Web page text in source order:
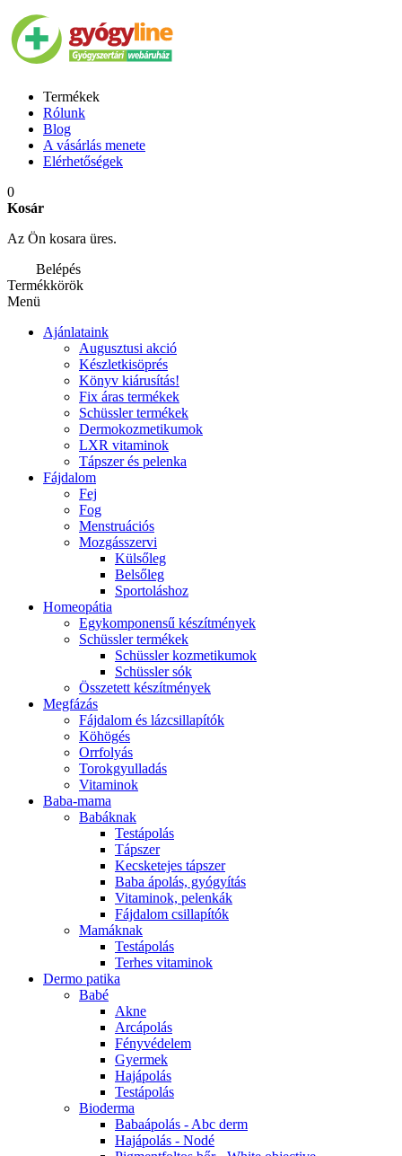
Termékek
Rólunk
Blog
A vásárlás menete
Elérhetőségek
0
Kosár
Az Ön kosara üres.
Belépés
Termékkörök
Menü
Ajánlataink
Augusztusi akció
Készletkisöprés
Könyv kiárusítás!
Fix áras termékek
Schüssler termékek
Dermokozmetikumok
LXR vitaminok
Tápszer és pelenka
Fájdalom
Fej
Fog
Menstruációs
Mozgásszervi
Külsőleg
Belsőleg
Sportoláshoz
Homeopátia
Egykomponensű készítmények
Schüssler termékek
Schüssler kozmetikumok
Schüssler sók
Összetett készítmények
Megfázás
Fájdalom és lázcsillapítók
Köhögés
Orrfolyás
Torokgyulladás
Vitaminok
Baba-mama
Babáknak
Testápolás
Tápszer
Kecsketejes tápszer
Baba ápolás, gyógyítás
Vitaminok, pelenkák
Fájdalom csillapítók
Mamáknak
Testápolás
Terhes vitaminok
Dermo patika
Babé
Akne
Arcápolás
Fényvédelem
Gyermek
Hajápolás
Testápolás
Bioderma
Babaápolás - Abc derm
Hajápolás - Nodé